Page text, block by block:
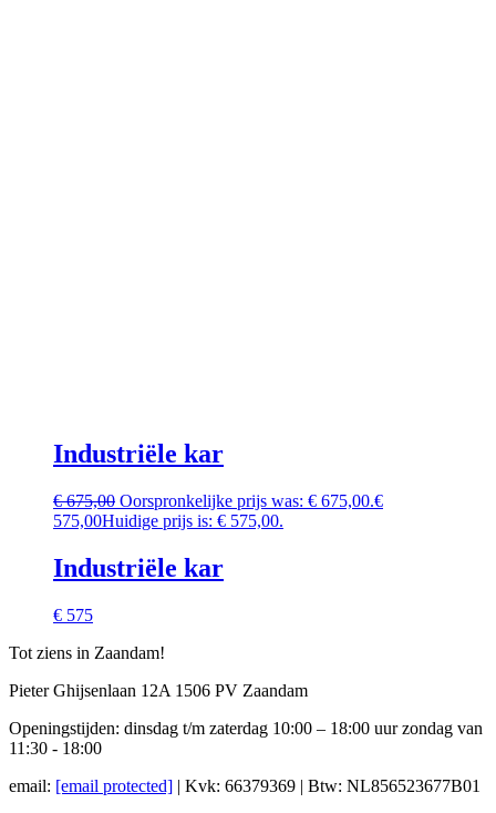
Industriële kar
€675,00 Oorspronkelijke prijs was: € 675,00.€
575,00Huidige prijs is: € 575,00.
Industriële kar
€ 575
Tot ziens in Zaandam!
Pieter Ghijsenlaan 12A 1506 PV Zaandam
Openingstijden: dinsdag t/m zaterdag 10:00 – 18:00 uur zondag van
11:30 - 18:00
email: [email protected] | Kvk: 66379369 | Btw: NL856523677B01